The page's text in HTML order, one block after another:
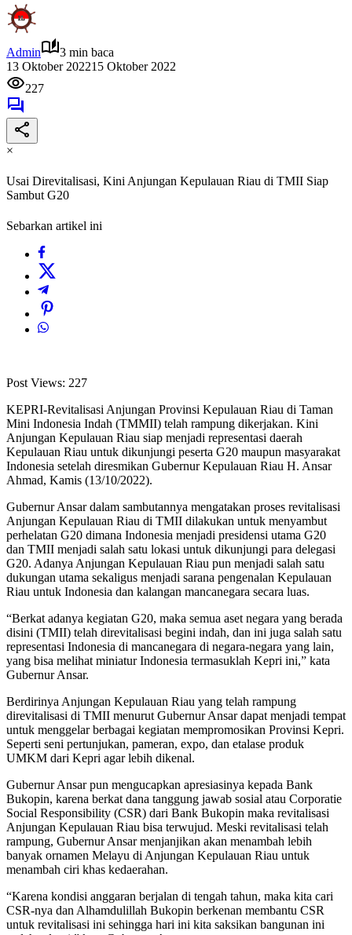
Admin
3 min baca
13 Oktober 202215 Oktober 2022
227
×
Usai Direvitalisasi, Kini Anjungan Kepulauan Riau di TMII Siap
Sambut G20
Sebarkan artikel ini
Post Views: 227
KEPRI-Revitalisasi Anjungan Provinsi Kepulauan Riau di Taman
Mini Indonesia Indah (TMMII) telah rampung dikerjakan. Kini
Anjungan Kepulauan Riau siap menjadi representasi daerah
Kepulauan Riau untuk dikunjungi peserta G20 maupun masyarakat
Indonesia setelah diresmikan Gubernur Kepulauan Riau H. Ansar
Ahmad, Kamis (13/10/2022).
Gubernur Ansar dalam sambutannya mengatakan proses revitalisasi
Anjungan Kepulauan Riau di TMII dilakukan untuk menyambut
perhelatan G20 dimana Indonesia menjadi presidensi utama G20
dan TMII menjadi salah satu lokasi untuk dikunjungi para delegasi
G20. Adanya Anjungan Kepulauan Riau pun menjadi salah satu
dukungan utama sekaligus menjadi sarana pengenalan Kepulauan
Riau untuk Indonesia dan kalangan mancanegara secara luas.
“Berkat adanya kegiatan G20, maka semua aset negara yang berada
disini (TMII) telah direvitalisasi begini indah, dan ini juga salah satu
representasi Indonesia di mancanegara di negara-negara yang lain,
yang bisa melihat miniatur Indonesia termasuklah Kepri ini,” kata
Gubernur Ansar.
Berdirinya Anjungan Kepulauan Riau yang telah rampung
direvitalisasi di TMII menurut Gubernur Ansar dapat menjadi tempat
untuk menggelar berbagai kegiatan mempromosikan Provinsi Kepri.
Seperti seni pertunjukan, pameran, expo, dan etalase produk
UMKM dari Kepri agar lebih dikenal.
Gubernur Ansar pun mengucapkan apresiasinya kepada Bank
Bukopin, karena berkat dana tanggung jawab sosial atau Corporatie
Social Responsibility (CSR) dari Bank Bukopin maka revitalisasi
Anjungan Kepulauan Riau bisa terwujud. Meski revitalisasi telah
rampung, Gubernur Ansar menjanjikan akan menambah lebih
banyak ornamen Melayu di Anjungan Kepulauan Riau untuk
menambah ciri khas kedaerahan.
“Karena kondisi anggaran berjalan di tengah tahun, maka kita cari
CSR-nya dan Alhamdulillah Bukopin berkenan membantu CSR
untuk revitalisasi ini sehingga hari ini kita saksikan bangunan ini